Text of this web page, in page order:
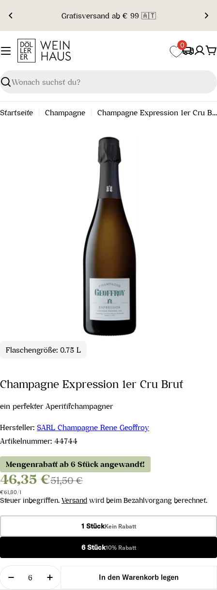
Inhalt
springen
Gratisversand ab € 99 🇦🇹
Suchen
0
Startseite Champagne Champagne Expression 1er Cru Brut
Flaschengröße: 0.75 L
Champagne Expression 1er Cru Brut
ein perfekter Aperitifchampagner
Hersteller: SARL Champagne Rene Geoffroy
Artikelnummer: 44744
Mengenrabatt ab 6 Stück angewandt!
46,35 €51,50 €
Stückpreis
€61,80/pro
l
Steuer inbegriffen. Versand wird beim Bezahlvorgang berechnet.
1 StückKein Rabatt
6 Stück10% Rabatt
Menge
Menge für Champagne Expression 1er Cru Brut
Menge für Champagne Expression 1er
In den Warenkorb legen